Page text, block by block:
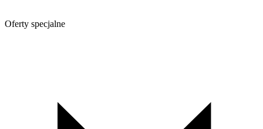
Oferty specjalne